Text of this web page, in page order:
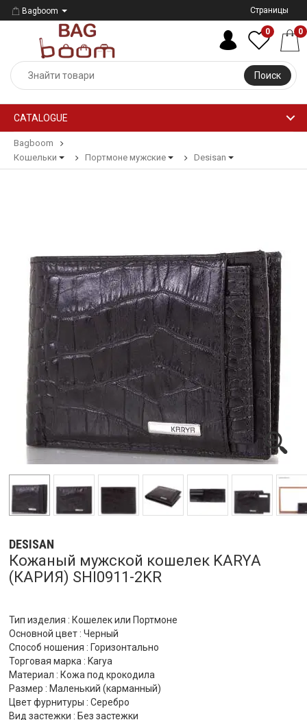
Bagboom Страницы
Поиск
0 0
CATALOGUE
Bagboom
Кошельки
Портмоне мужские Desisan
DESISAN
Кожаный мужской кошелек KARYA
(КАРИЯ) SHI0911-2KR
Тип изделия : Кошелек или Портмоне
Основной цвет : Черный
Способ ношения : Горизонтально
Торговая марка : Karya
Материал : Кожа под крокодила
Размер : Маленький (карманный)
Цвет фурнитуры : Серебро
Вид застежки : Без застежки